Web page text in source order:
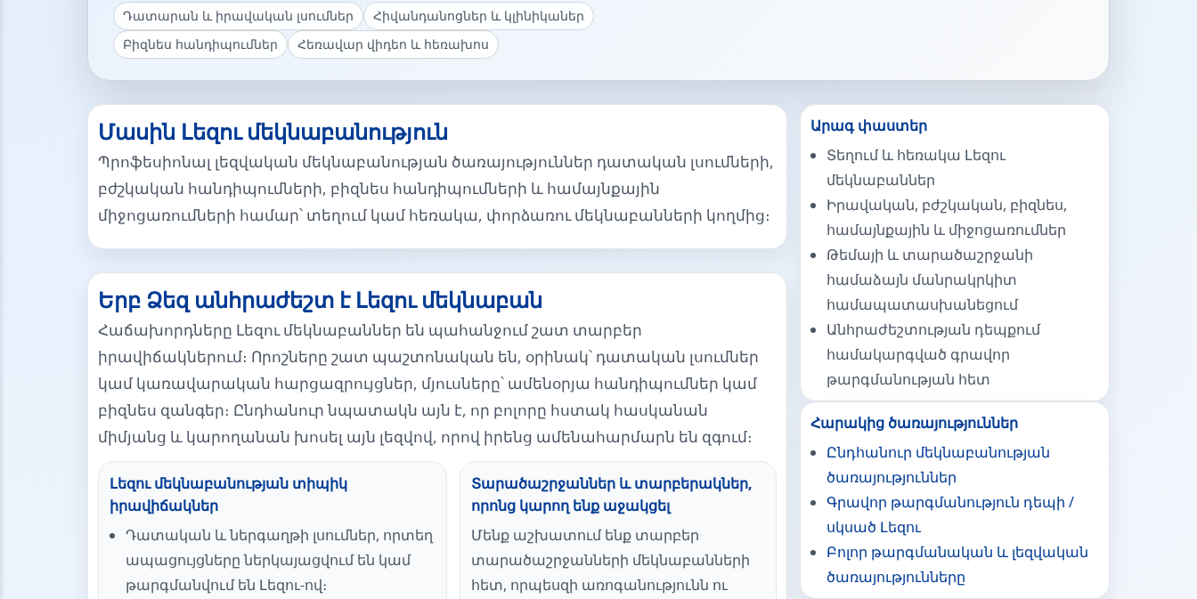
Դատարան և իրավական լսումներ
Հիվանդանոցներ և կլինիկաներ
Բիզնես հանդիպումներ
Հեռավար վիդեո և հեռախոս
Մասին Լեզու մեկնաբանություն
Պրոֆեսիոնալ լեզվական մեկնաբանության ծառայություններ դատական լսումների,
բժշկական հանդիպումների, բիզնես հանդիպումների և համայնքային
միջոցառումների համար՝ տեղում կամ հեռակա, փորձառու մեկնաբանների կողմից։
Երբ Ձեզ անհրաժեշտ է Լեզու մեկնաբան
Հաճախորդները Լեզու մեկնաբաններ են պահանջում շատ տարբեր
իրավիճակներում։ Որոշները շատ պաշտոնական են, օրինակ՝ դատական լսումներ
կամ կառավարական հարցազրույցներ, մյուսները՝ ամենօրյա հանդիպումներ կամ
բիզնես զանգեր։ Ընդհանուր նպատակն այն է, որ բոլորը հստակ հասկանան
միմյանց և կարողանան խոսել այն լեզվով, որով իրենց ամենահարմարն են զգում։
Լեզու մեկնաբանության տիպիկ
իրավիճակներ
Դատական և ներգաղթի լսումներ, որտեղ
ապացույցները ներկայացվում են կամ
թարգմանվում են Լեզու-ով։
Տարածաշրջաններ և տարբերակներ,
որոնց կարող ենք աջակցել
Մենք աշխատում ենք տարբեր
տարածաշրջանների մեկնաբանների
հետ, որպեսզի առոգանությունն ու
Արագ փաստեր
Տեղում և հեռակա Լեզու
մեկնաբաններ
Իրավական, բժշկական, բիզնես,
համայնքային և միջոցառումներ
Թեմայի և տարածաշրջանի
համաձայն մանրակրկիտ
համապատասխանեցում
Անհրաժեշտության դեպքում
համակարգված գրավոր
թարգմանության հետ
Հարակից ծառայություններ
Ընդհանուր մեկնաբանության
ծառայություններ
Գրավոր թարգմանություն դեպի /
սկսած Լեզու
Բոլոր թարգմանական և լեզվական
ծառայությունները